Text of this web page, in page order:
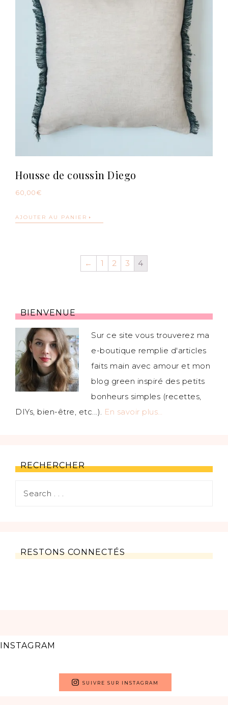
Housse de coussin Diego
60,00 €
AJOUTER AU PANIER
← 1 2 3 4
BIENVENUE
Sur ce site vous trouverez ma
e-boutique remplie d'articles
faits main avec amour et mon
blog green inspiré des petits
bonheurs simples (recettes,
DIYs, bien-être, etc...). En savoir plus…
RECHERCHER
RESTONS CONNECTÉS
INSTAGRAM
SUIVRE SUR INSTAGRAM